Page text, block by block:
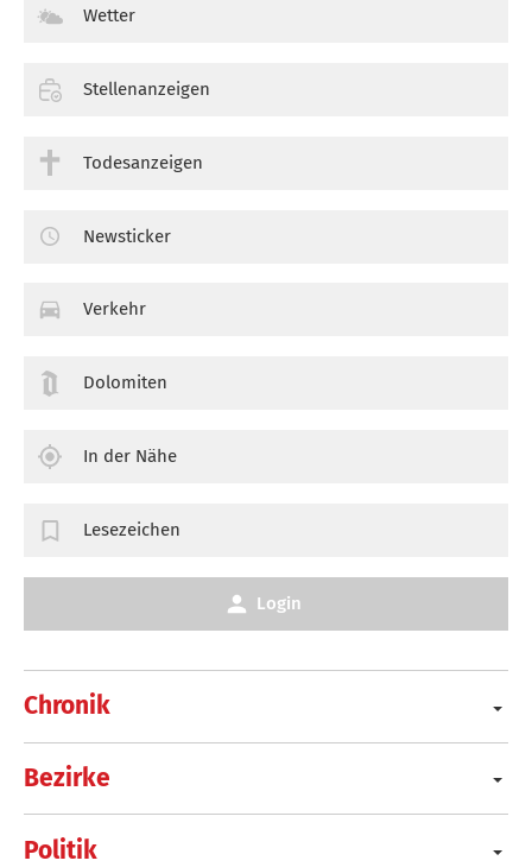
Chronik
Bezirke
Politik
Wetter
Stellenanzeigen
Todesanzeigen
Newsticker
Verkehr
Dolomiten
In der Nähe
Lesezeichen
Login